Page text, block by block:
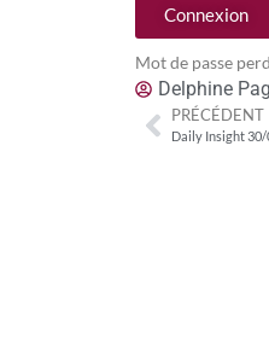
Connexion
Mot de passe
Delphine
PRÉCÉDENT
Daily Insight